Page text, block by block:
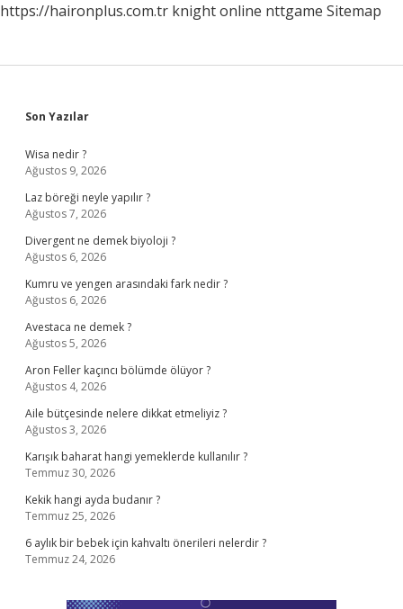
https://haironplus.com.tr knight online nttgame Sitemap
Sidebar
Son Yazılar
Wisa nedir ?
Ağustos 9, 2026
Laz böreği neyle yapılır ?
Ağustos 7, 2026
Divergent ne demek biyoloji ?
Ağustos 6, 2026
Kumru ve yengen arasındaki fark nedir ?
Ağustos 6, 2026
Avestaca ne demek ?
Ağustos 5, 2026
Aron Feller kaçıncı bölümde ölüyor ?
Ağustos 4, 2026
Aile bütçesinde nelere dikkat etmeliyiz ?
Ağustos 3, 2026
Karışık baharat hangi yemeklerde kullanılır ?
Temmuz 30, 2026
Kekik hangi ayda budanır ?
Temmuz 25, 2026
6 aylık bir bebek için kahvaltı önerileri nelerdir ?
Temmuz 24, 2026